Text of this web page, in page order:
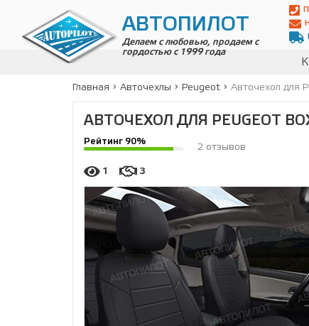
АВТОПИЛОТ
Делаем с любовью, продаем с
гордостью с 1999 года
Главная Авточехлы Peugeot Авточехол для
АВТОЧЕХОЛ ДЛЯ PEUGEOT
Рейтинг 90%
2 отзывов
1 3
Адрес:
Чагинская